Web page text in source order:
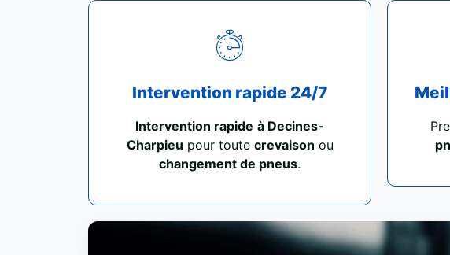
Intervention rapide 24/7
Intervention rapide à Decines-
Charpieu pour toute crevaison ou
changement de pneus.